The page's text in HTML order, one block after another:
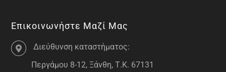
Επικοινωνήστε Μαζί Μας
Διεύθυνση καταστήματος:
Περγάμου 8-12, Ξάνθη, Τ.Κ. 67131